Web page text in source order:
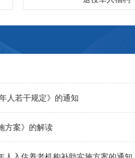
人若干规定》的通知
方案》的解读